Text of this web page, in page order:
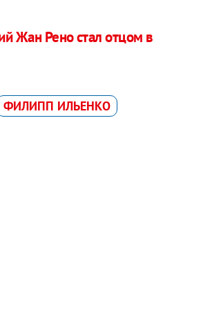
Жан Рено стал отцом в
ФИЛИПП ИЛЬЕНКО